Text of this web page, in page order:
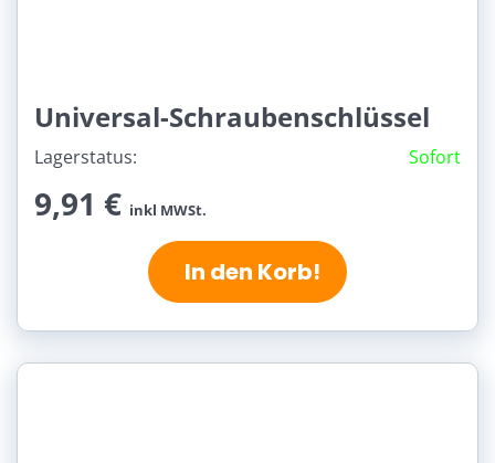
Universal-Schraubenschlüssel
Lagerstatus: Sofort
9,91 € inkl MWSt.
In den Korb!